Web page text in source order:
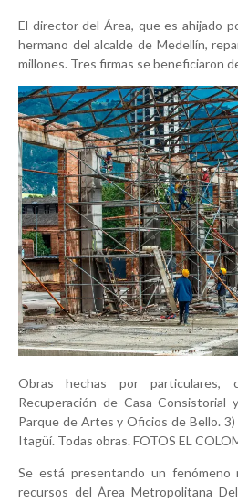
El director del Área, que es ahijado
hermano del alcalde de Medellín,
millones. Tres firmas se beneficiaron
Obras hechas por
Recuperación de Casa
Parque de Artes y Oficios de Bello.
Itagüí. Todas obras. FOTOS EL
Se está presentando un fenómeno
recursos del Área Metropolitana